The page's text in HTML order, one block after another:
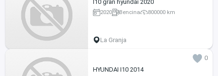
I10 gran hyundai 2020
2020 Bencina 800000 km
La Granja
0
HYUNDAI I10 2014